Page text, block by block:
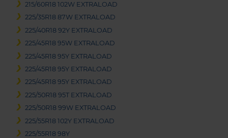
215/60R18 102W EXTRALOAD
225/35R18 87W EXTRALOAD
225/40R18 92Y EXTRALOAD
225/45R18 95W EXTRALOAD
225/45R18 95Y EXTRALOAD
225/45R18 95Y EXTRALOAD
225/45R18 95Y EXTRALOAD
225/50R18 95T EXTRALOAD
225/50R18 99W EXTRALOAD
225/55R18 102Y EXTRALOAD
225/55R18 98Y